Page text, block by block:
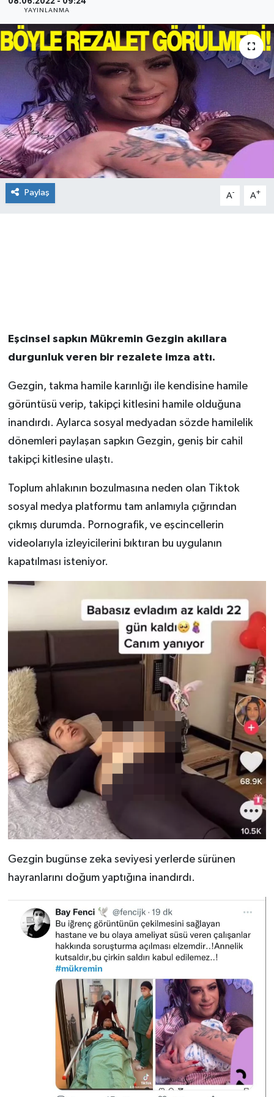
08.06.2022 - 09:24
YAYINLANMA
Paylaş A- A+
Eşcinsel sapkın Mükremin Gezgin akıllara
durgunluk veren bir rezalete imza attı.
Gezgin, takma hamile karınlığı ile kendisine hamile
görüntüsü verip, takipçi kitlesini hamile olduğuna
inandırdı. Aylarca sosyal medyadan sözde hamilelik
dönemleri paylaşan sapkın Gezgin, geniş bir cahil
takipçi kitlesine ulaştı.
Toplum ahlakının bozulmasına neden olan Tiktok
sosyal medya platformu tam anlamıyla çığrından
çıkmış durumda. Pornografik, ve eşcincellerin
videolarıyla izleyicilerini bıktıran bu uygulanın
kapatılması isteniyor.
Gezgin bugünse zeka seviyesi yerlerde sürünen
hayranlarını doğum yaptığına inandırdı.